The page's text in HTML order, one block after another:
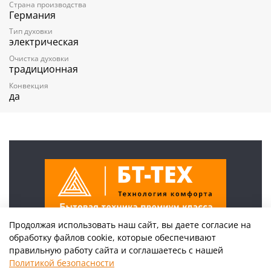
ОСНАЩЕНИЕ
Универсальный противень
Диагональный вертел/Глубокий противень/поддон
для жира
Решетка для жарки
Страна производства
Германия
Тип духовки
электрическая
Очистка духовки
традиционная
Конвекция
да
+7(925)222-46-46
г Москва, ул Поликарпова, д 27
Продолжая использовать наш сайт, вы даете согласие на
обработку файлов cookie, которые обеспечивают
правильную работу сайта и соглашаетесь с нашей
Политикой безопасности